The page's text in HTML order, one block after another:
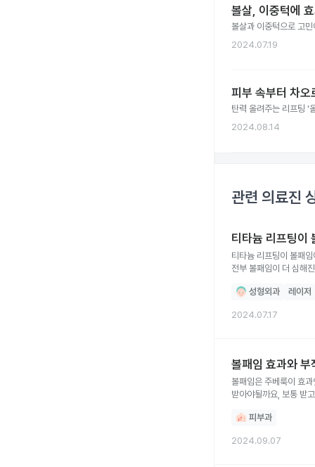
볼살, 이중턱에
볼살과 이중턱으로 고
2024.07.19
피부 속부터 차
탄력 올려주는 리프팅 '
2024.08.14
관련 의료진
티타늄 리프팅이
티타늄 리프팅이 볼패
전부 볼패임이 더 심해
성형외과
레이저
2024.07.17
볼패임 효과와
볼패임은 주베룩이 효
받아야될까요, 보통 받
피부과
2024.09.07